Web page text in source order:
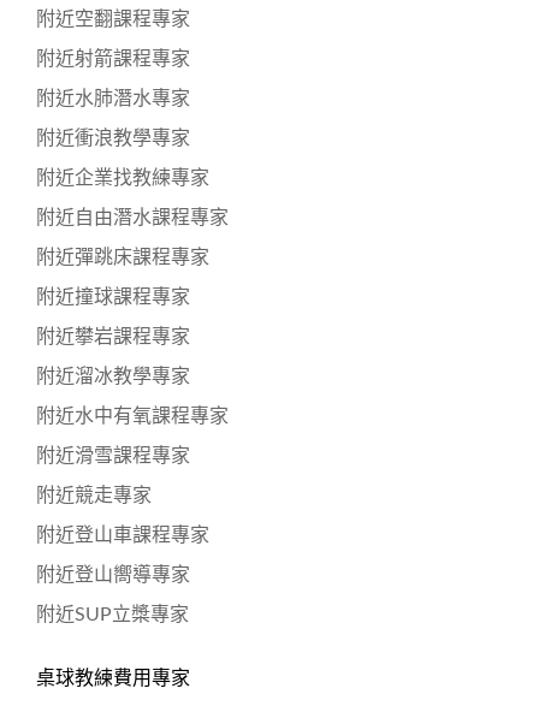
附近空翻課程專家
附近射箭課程專家
附近水肺潛水專家
附近衝浪教學專家
附近企業找教練專家
附近自由潛水課程專家
附近彈跳床課程專家
附近撞球課程專家
附近攀岩課程專家
附近溜冰教學專家
附近水中有氧課程專家
附近滑雪課程專家
附近競走專家
附近登山車課程專家
附近登山嚮導專家
附近SUP立槳專家
桌球教練費用專家